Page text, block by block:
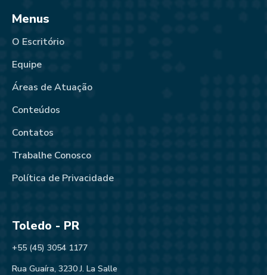
Menus
O Escritório
Equipe
Áreas de Atuação
Conteúdos
Contatos
Trabalhe Conosco
Política de Privacidade
Toledo - PR
+55 (45) 3054 1177
Rua Guaíra, 3230 J. La Salle